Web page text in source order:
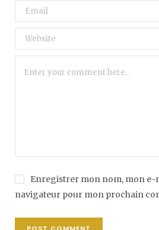
Enregistrer mon nom, mon e-
navigateur pour mon prochain